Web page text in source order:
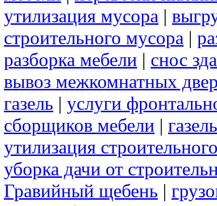
утилизация мусора |
строительного мусора |
разборка мебели | снос
вывоз межкомнатных
газель | услуги
сборщиков мебели |
утилизация
уборка дачи от
Гравийный щебень |